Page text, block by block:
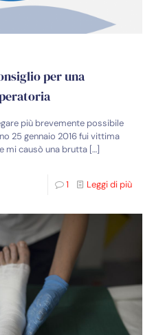
per una
più brevemente possibile
25 gennaio 2016 fui vittima
mi causò una brutta […]
1 Leggi di più